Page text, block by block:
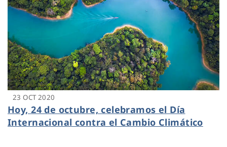
23 OCT 2020
Hoy, 24 de octubre, celebramos el Día
Internacional contra el Cambio Climático